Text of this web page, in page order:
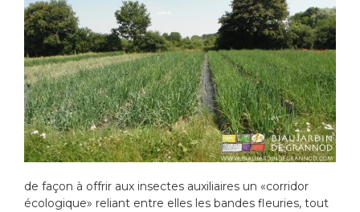
de façon à offrir aux insectes auxiliaires un «corridor
écologique» reliant entre elles les bandes fleuries, tout